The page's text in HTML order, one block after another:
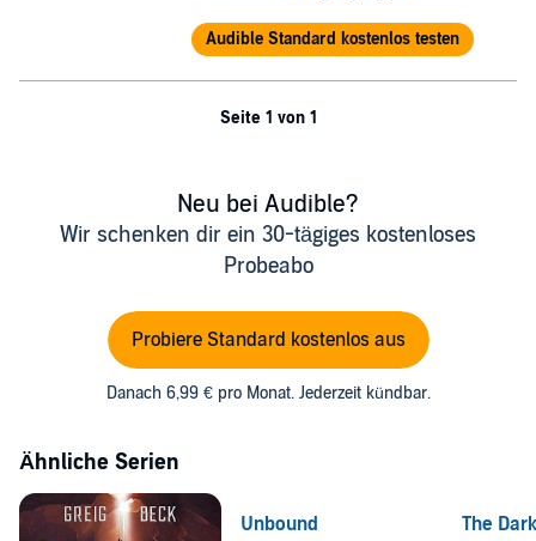
Audible Standard kostenlos testen
Seite 1 von 1
Neu bei Audible?
Wir schenken dir ein 30-tägiges kostenloses
Probeabo
Probiere Standard kostenlos aus
Danach 6,99 € pro Monat. Jederzeit kündbar.
Ähnliche Serien
Unbound
The